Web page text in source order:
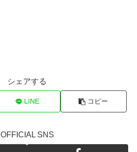
シェアする
LINE コピー
OFFICIAL SNS